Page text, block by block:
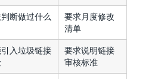
断做过什么
要求月度修改
清单
入垃圾链接
要求说明链接
审核标准